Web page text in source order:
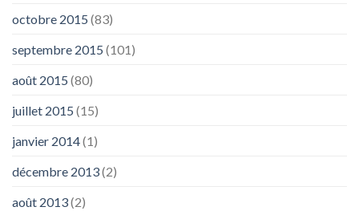
octobre 2015 (83)
septembre 2015 (101)
août 2015 (80)
juillet 2015 (15)
janvier 2014(1)
décembre 2013(2)
août 2013(2)